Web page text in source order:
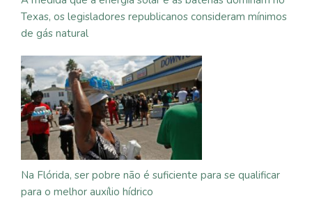
Texas, os legisladores republicanos consideram mínimos
de gás natural
Na Flórida, ser pobre não é suficiente para se qualificar
para o melhor auxílio hídrico